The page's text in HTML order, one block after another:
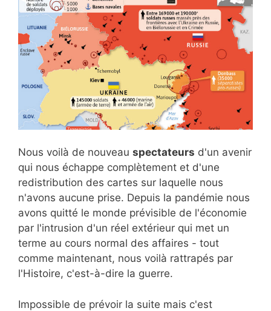
Nous voilà de nouveau spectateurs d'un avenir
qui nous échappe complètement et d'une
redistribution des cartes sur laquelle nous
n'avons aucune prise. Depuis la pandémie nous
avons quitté le monde prévisible de l'économie
par l'intrusion d'un réel extérieur qui met un
terme au cours normal des affaires - tout
comme maintenant, nous voilà rattrapés par
l'Histoire, c'est-à-dire la guerre.
Impossible de prévoir la suite mais c'est